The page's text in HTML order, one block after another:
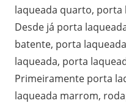
laqueada quarto, porta
Desde já porta
batente, porta
laqueada, porta
Primeiramente porta
laqueada marrom,